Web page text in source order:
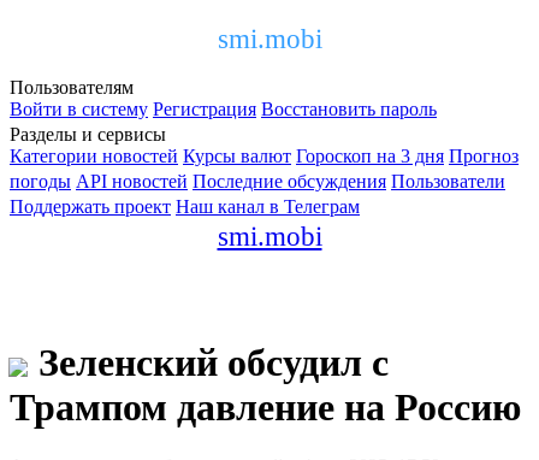
smi.mobi
Пользователям
Войти в систему Регистрация Восстановить пароль
Разделы и сервисы
Категории новостей Курсы валют Гороскоп на 3 дня Прогноз
погоды API новостей Последние обсуждения Пользователи
Поддержать проект Наш канал в Телеграм
smi.mobi
Зеленский обсудил с
Трампом давление на Россию